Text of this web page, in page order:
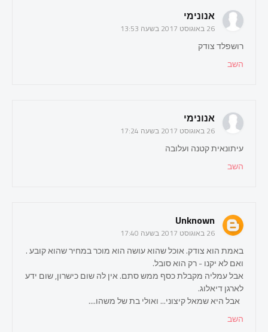
אנונימי
26 באוגוסט 2017 בשעה 13:53
רושפלד צודק
השב
אנונימי
26 באוגוסט 2017 בשעה 17:24
עיתונאית קטנה ועלובה
השב
Unknown
26 באוגוסט 2017 בשעה 17:40
באמת הוא צודק. אוכל שהוא עושה הוא מוכר במחיר שהוא קובע .
ואם לא יקנו - רק הוא סובל.
אבל עמליה מקבלת כסף ממש סתם. אין לה שום כישרון, שום ידע
לארגן דיאלוג.
אבל היא שמאל קיצוני... ואולי בת של משהו....
השב